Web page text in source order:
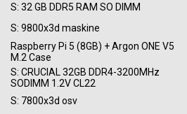
S: 32 GB DDR5 RAM SO DIMM
S: 9800x3d maskine
Raspberry Pi 5 (8GB) + Argon ONE V5
M.2 Case
S: CRUCIAL 32GB DDR4-3200MHz
SODIMM 1.2V CL22
S: 7800x3d osv